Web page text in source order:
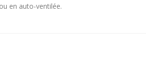
en auto-ventilée.